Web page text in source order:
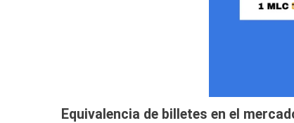
Equivalencia de billetes en el